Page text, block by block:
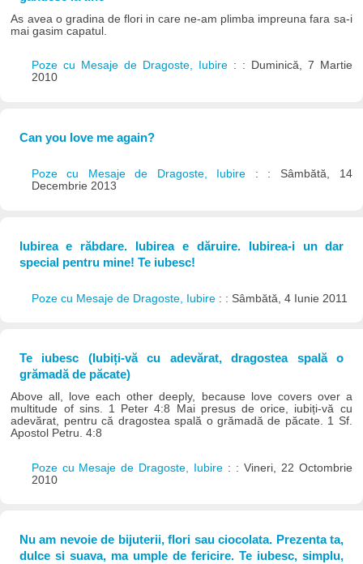
As avea o gradina de flori in care ne-am plimba impreuna fara sa-i
mai gasim capatul.
Poze cu Mesaje de Dragoste, Iubire : : Duminică, 7 Martie
2010
Can you love me again?
Poze cu Mesaje de Dragoste, Iubire : : Sâmbătă, 14
Decembrie 2013
Iubirea e răbdare. Iubirea e dăruire. Iubirea-i un dar
special pentru mine! Te iubesc!
Poze cu Mesaje de Dragoste, Iubire : : Sâmbătă, 4 Iunie 2011
Te iubesc (Iubiți-vă cu adevărat, dragostea spală o
grămadă de păcate)
Above all, love each other deeply, because love covers over a
multitude of sins. 1 Peter 4:8 Mai presus de orice, iubiți-vă cu
adevărat, pentru că dragostea spală o grămadă de păcate. 1 Sf.
Apostol Petru. 4:8
Poze cu Mesaje de Dragoste, Iubire : : Vineri, 22 Octombrie
2010
Nu am nevoie de bijuterii, flori sau ciocolata. Prezenta ta,
dulce si suava, ma umple de fericire. Te iubesc, simplu,